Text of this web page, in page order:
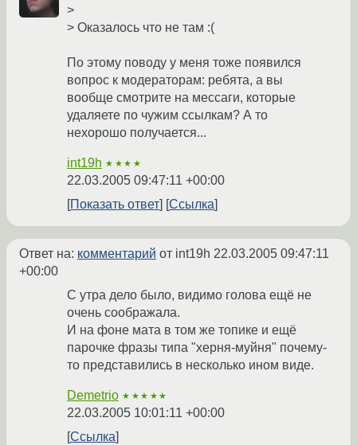
>
> Оказалось что не там :(
По этому поводу у меня тоже появился
вопрос к модераторам: ребята, а вы
вообще смотрите на мессаги, которые
удаляете по чужим ссылкам? А то
нехорошо получается...
int19h ★★★★
22.03.2005 09:47:11 +00:00
Показать ответ
Ссылка
Ответ на: комментарий от int19h 22.03.2005 09:47:11
+00:00
С утра дело было, видимо голова ещё не
очень соображала.
И на фоне мата в том же топике и ещё
парочке фразы типа "херня-муйня" почему-
то представились в несколько ином виде.
Demetrio ★★★★★
22.03.2005 10:01:11 +00:00
Ссылка